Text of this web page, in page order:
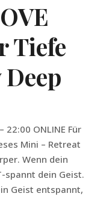
Tiefe
ONLINE Für
Mini – Retreat
Wenn dein
spannt dein Geist.
Geist entspannt,